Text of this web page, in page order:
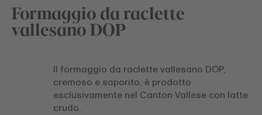
Formaggio da raclette
vallesano DOP
Il formaggio da raclette vallesano DOP,
cremoso e saporito, è prodotto
esclusivamente nel Canton Vallese con latte
crudo.